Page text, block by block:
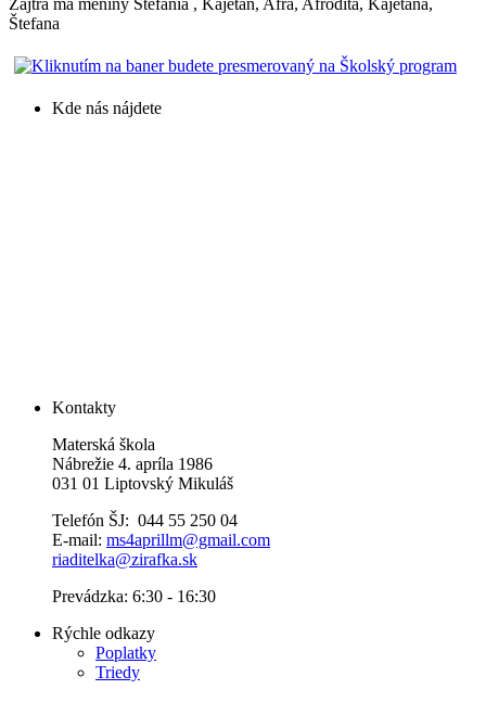
Štefana
Kde nás nájdete
Kontakty
Materská škola
Nábrežie 4. apríla 1986
031 01 Liptovský Mikuláš
Telefón ŠJ: 044 55 250 04
E-mail: ms4aprillm@gmail.com
riaditelka@zirafka.sk
Prevádzka: 6:30 - 16:30
Rýchle odkazy
Poplatky
Triedy